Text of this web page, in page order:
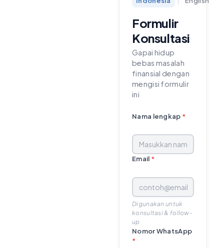
Formulir
Konsultasi
Gapai hidup
bebas masalah
finansial dengan
mengisi formulir
ini
Nama lengkap *
Email *
Digunakan untuk
konsultasi & follow-
up
Nomor WhatsApp
*